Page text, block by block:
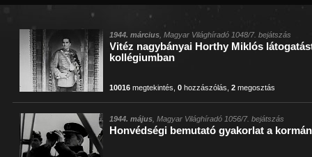
államfő
államosítás
Állatkert
amerikai magyarok
Anschluss
antant
antant
április 4.
arisztokrácia
Aarons-Hughes, Ruth
Abe Nobuyuki
Aczél György
Ádám Zoltán
Ady Endre
Agárdi Gábor
Ágotai Géza, dr.
Aimone savoya-
Albert Ferenc
Albert Ferenc
Abapuszta
Abony
Ácsteszér
Adony
Adua
Afrika
Alag
Albánia
1944. március , Magyar Világhíradó 1048/7. bejátszás
Vitéz nagybányai Horthy Miklós
kollégiumban
10016 megtekintés ,0 hozzászólás ,2 megosztás
1944. május , Magyar Világhíradó 1056/7. bejátszás
Honvédségi bemutató gyakorlat a